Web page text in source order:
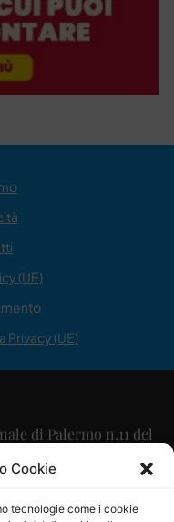
Cookie
tecnologie come i cookie
(UE)
Privacy (UE)
di Palermo n.11 del